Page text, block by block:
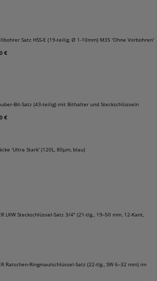
Satz HSS-E (19-teilig, Ø 1-10mm) M35 'Ohne Vorbohren'
€
Bit-Satz (43-teilig) mit Bithalter und Steckschlüsseln
€
'Ultra Stark' (120L, 80µm, blau)
LKW Steckschlüssel-Satz 3/4" (21-tlg., 19–50 mm, 12-Kant,
Ratschen-Ringmaulschlüssel-Satz (22-tlg., SW 6–32 mm) im